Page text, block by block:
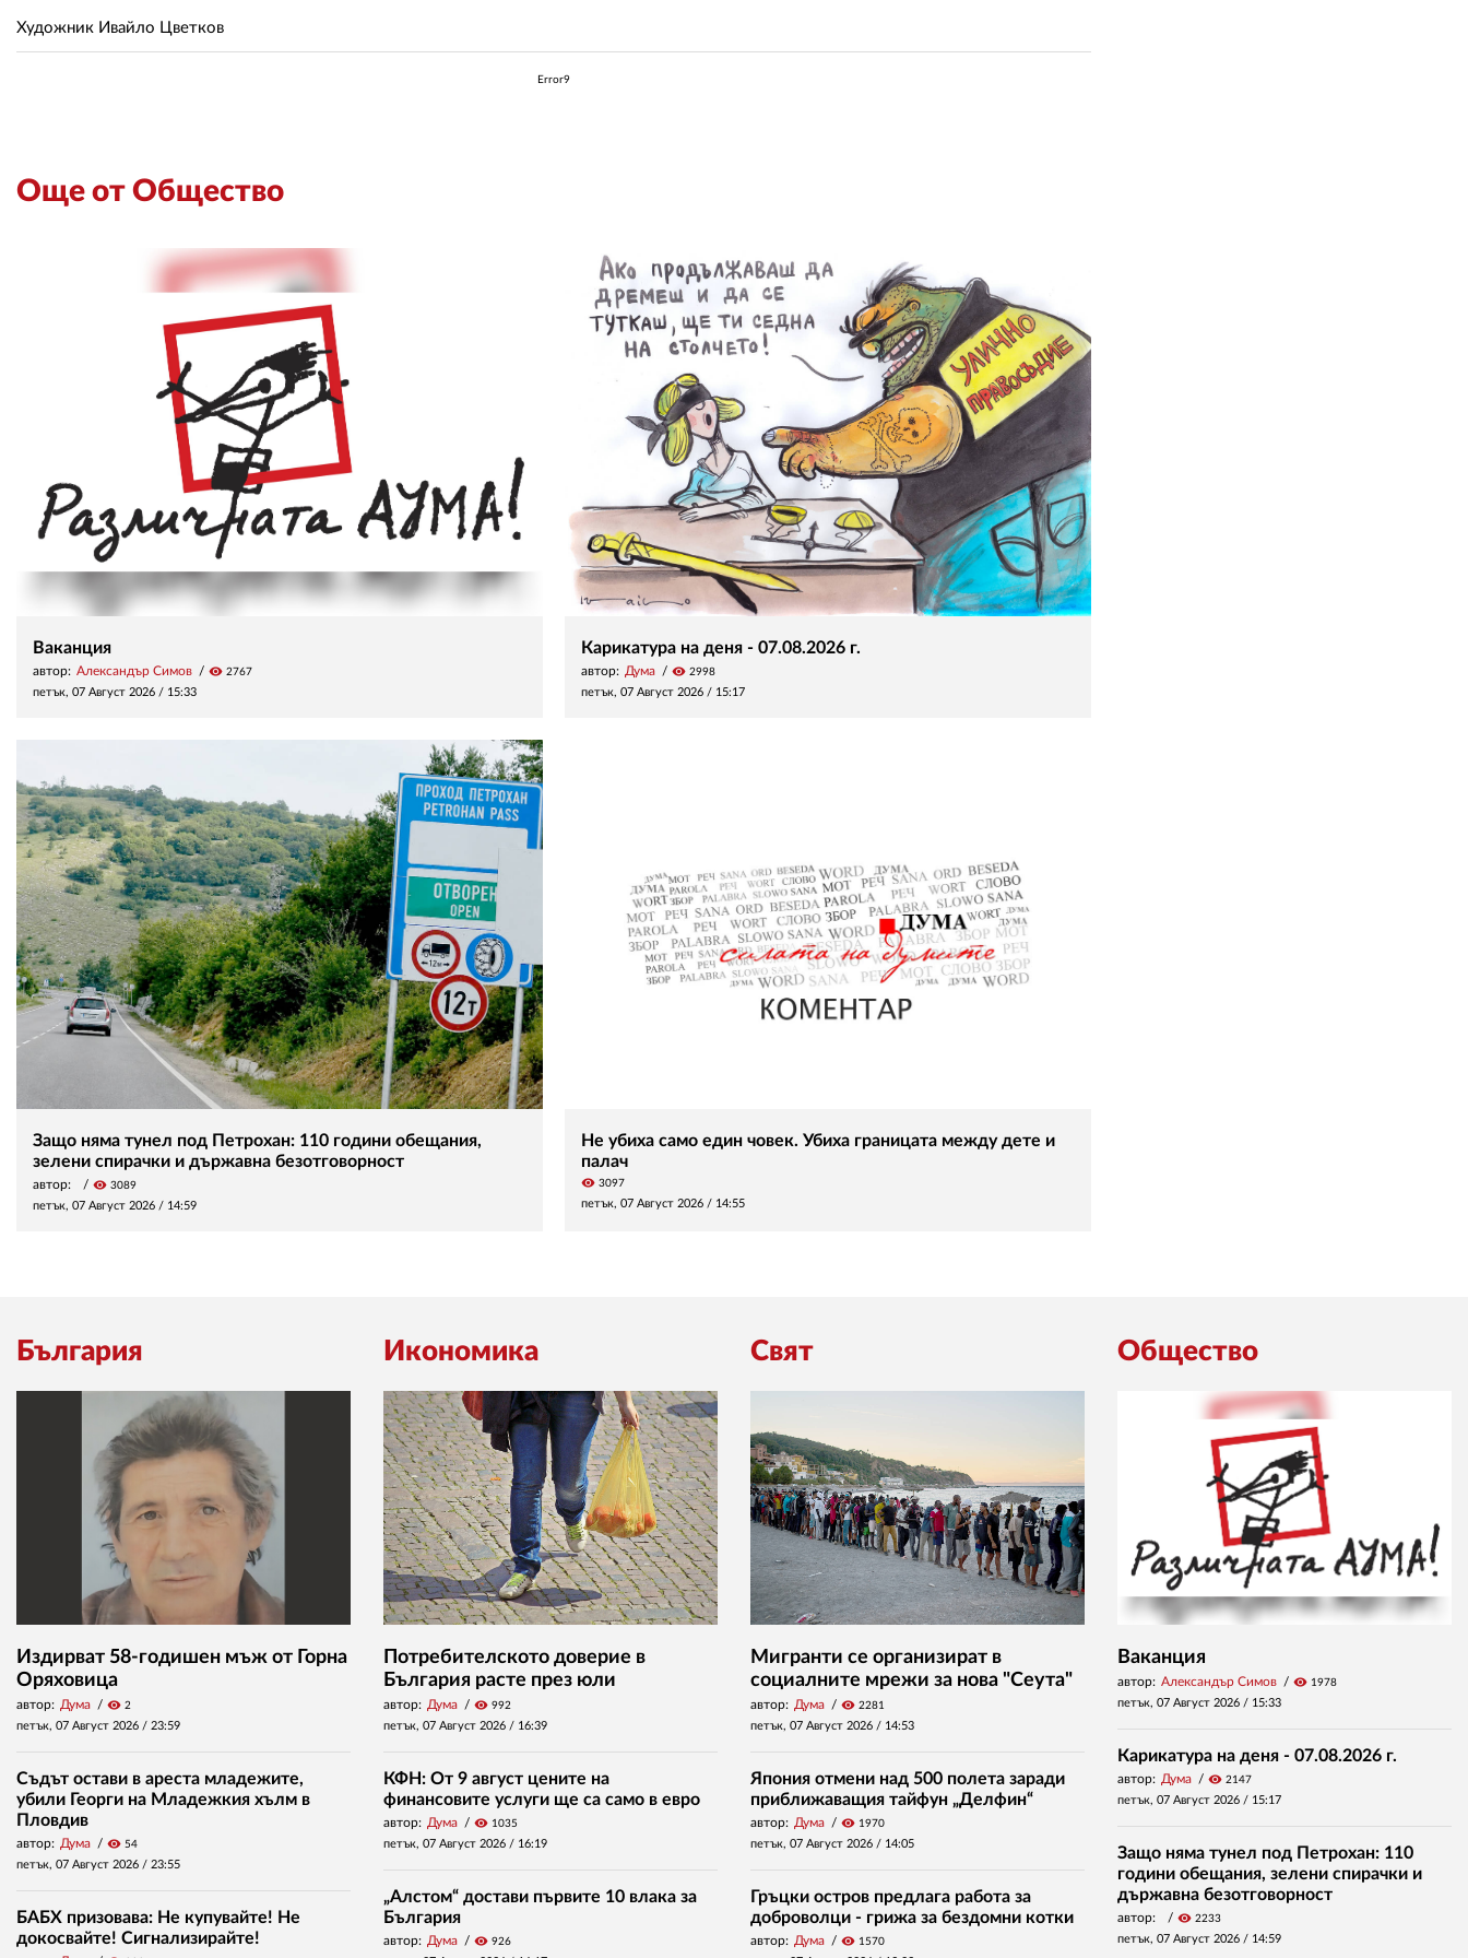
Художник Ивайло Цветков
Error9
Още от Общество
Ваканция
автор: Александър Симов visibility 2767
петък, 07 Август 2026 / 15:33
Карикатура на деня - 07.08.2026 г.
автор: Дума visibility 2998
петък, 07 Август 2026 / 15:17
Защо няма тунел под Петрохан: 110 години обещания,
зелени спирачки и държавна безотговорност
автор: visibility 3089
петък, 07 Август 2026 / 14:59
Не убиха само един човек. Убиха границата между дете и
палач
visibility 3097
петък, 07 Август 2026 / 14:55
България
Издирват 58-годишен мъж от Горна
Оряховица
автор: Дума visibility 2
петък, 07 Август 2026 / 23:59
Съдът остави в ареста младежите,
убили Георги на Младежкия хълм в
Пловдив
автор: Дума visibility 54
петък, 07 Август 2026 / 23:55
БАБХ призовава: Не купувайте! Не
докосвайте! Сигнализирайте!
Икономика
Потребителското доверие в
България расте през юли
автор: Дума visibility 992
петък, 07 Август 2026 / 16:39
КФН: От 9 август цените на
финансовите услуги ще са само в евро
автор: Дума visibility 1035
петък, 07 Август 2026 / 16:19
„Алстом“ достави първите 10 влака за
България
автор: Дума visibility 926
Свят
Мигранти се организират в
социалните мрежи за нова "Сеута"
автор: Дума visibility 2281
петък, 07 Август 2026 / 14:53
Япония отмени над 500 полета заради
приближаващия тайфун „Делфин“
автор: Дума visibility 1970
петък, 07 Август 2026 / 14:05
Гръцки остров предлага работа за
доброволци - грижа за бездомни котки
автор: Дума visibility 1570
Общество
Ваканция
автор: Александър Симов visibility 1978
петък, 07 Август 2026 / 15:33
Карикатура на деня - 07.08.2026 г.
автор: Дума visibility 2147
петък, 07 Август 2026 / 15:17
Защо няма тунел под Петрохан: 110
години обещания, зелени спирачки и
държавна безотговорност
автор: visibility 2233
петък, 07 Август 2026 / 14:59